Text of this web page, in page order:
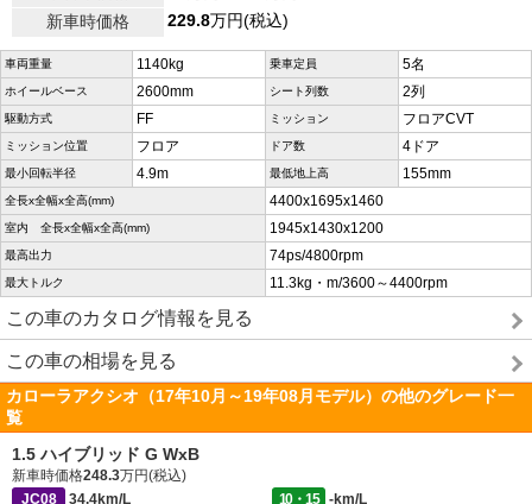
新車時価格
229.8万円(税込)
車両重量 1140kg 乗車定員 5名
ホイールベース 2600mm シート列数 2列
駆動方式 FF ミッション フロアCVT
ミッション位置 フロア ドア数 4ドア
最小回転半径 4.9m 最低地上高 155mm
全長x全幅x全高(mm) 4400x1695x1460
室内 全長x全幅x全高(mm) 1945x1430x1200
最高出力 74ps/4800rpm
最大トルク 11.3kg・m/3600～4400rpm
この車のカタログ情報を見る
この車の相場を見る
カローラアクシオ（17年10月～19年08月モデル）の他のグレード一
覧
1.5 ハイブリッド G WxB
新車時価格248.3万円(税込)
JC08
34.4km/L 10・15
-km/L